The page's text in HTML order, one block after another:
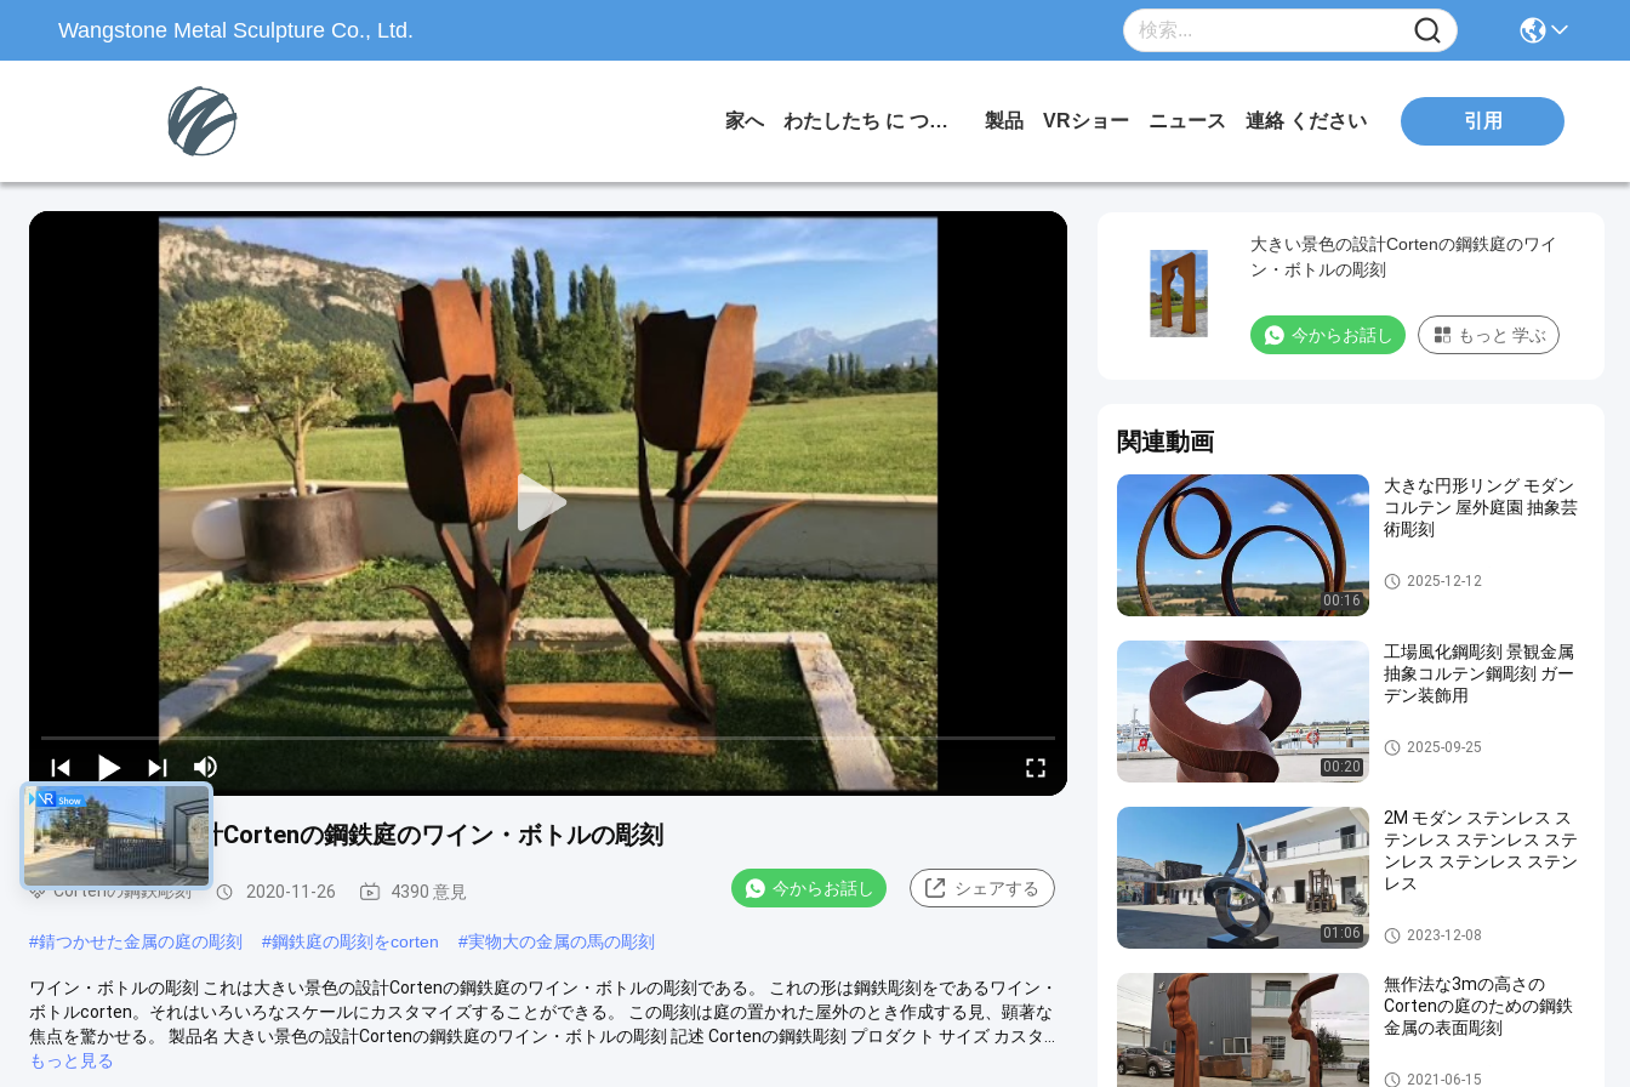
Wangstone Metal Sculpture Co., Ltd.
家へ わたしたち に つい て 製品 VRショー ニュース 連絡 ください 引用
大きい景色の設計Cortenの鋼鉄庭のワイン・ボトルの彫刻
Cortenの鋼鉄彫刻 2020-11-26 4390 意見 今からお話し シェアする
#錆つかせた金属の庭の彫刻 #鋼鉄庭の彫刻をcorten #実物大の金属の馬の彫刻
ワイン・ボトルの彫刻 これは大きい景色の設計Cortenの鋼鉄庭のワイン・ボトルの彫刻である。 これの形は鋼鉄彫刻をであるワイン・
ボトルcorten。それはいろいろなスケールにカスタマイズすることができる。 この彫刻は庭の置かれた屋外のとき作成する見、顕著な
焦点を驚かせる。 製品名 大きい景色の設計Cortenの鋼鉄庭のワイン・ボトルの彫刻 記述 Cortenの鋼鉄彫刻 プロダクト サイズ カスタ...
もっと見る
大きい景色の設計Cortenの鋼鉄庭のワイ
ン・ボトルの彫刻
今からお話し もっと 学ぶ
関連動画
00:16
大きな円形リング モダン
コルテン 屋外庭園 抽象芸
術彫刻
Cortenの鋼鉄彫刻
2025-12-12
00:20
工場風化鋼彫刻 景観金属
抽象コルテン鋼彫刻 ガー
デン装飾用
Cortenの鋼鉄彫刻
2025-09-25
01:06
2M モダン ステンレス ス
テンレス ステンレス ステ
ンレス ステンレス ステン
レス
ステンレス鋼の彫刻
2023-12-08
無作法な3mの高さの
Cortenの庭のための鋼鉄
金属の表面彫刻
Cortenの鋼鉄彫刻
2021-06-15